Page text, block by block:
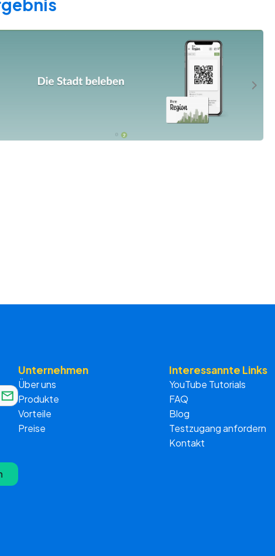
Unternehmen
Über uns
Produkte
Vorteile
Preise
Interessannte Links
YouTube Tutorials
FAQ
Blog
Testzugang anfordern
Kontakt